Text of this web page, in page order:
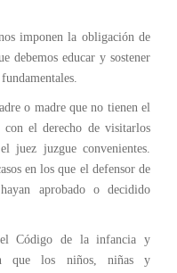
imponen la obligación de
debemos educar y sostener
o madre que no tienen el
el derecho de visitarlos
juez juzgue convenientes.
en los que el defensor de
aprobado o decidido
Código de la infancia y
que los niños, niñas y